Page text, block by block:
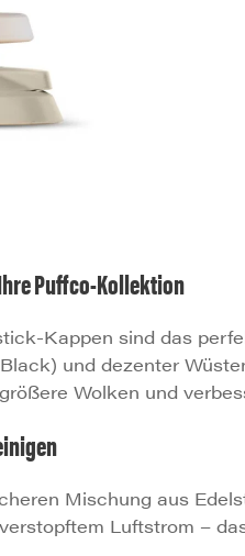
Puffco-Kollektion
Kappen sind das
und dezenter
Wolken und
Mischung aus
Luftstrom –